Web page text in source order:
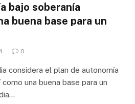
bajo soberanía
buena base para un
0
considera el plan de autonomía
una buena base para un